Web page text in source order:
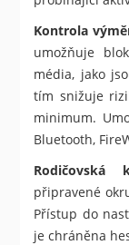
Kontrola
umožňuje
média, jako
tím snižuje
minimum.
Bluetooth,
Rodičovská
připravené
Přístup do
je chráněna